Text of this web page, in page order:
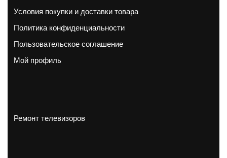
Условия покупки и доставки товара
Политика конфиденциальности
Пользовательское соглашение
Мой профиль
Ремонт телевизоров